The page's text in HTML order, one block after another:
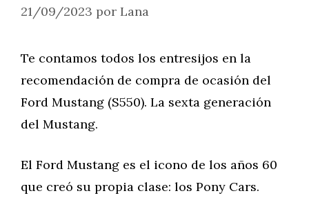
21/09/2023 por Lana
Te contamos todos los entresijos en la
recomendación de compra de ocasión del
Ford Mustang (S550). La sexta generación
del Mustang.
El Ford Mustang es el icono de los años 60
que creó su propia clase: los Pony Cars.